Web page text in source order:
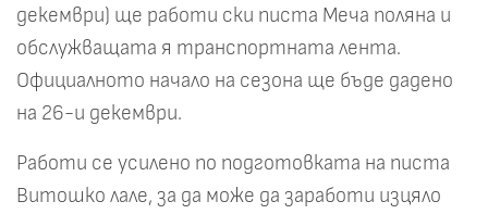
декември) ще работи ски писта Меча поляна и
обслужващата я транспортната лента.
Официалното начало на сезона ще бъде дадено
на 26-и декември.
Работи се усилено по подготовката на писта
Витошко лале, за да може да заработи изцяло